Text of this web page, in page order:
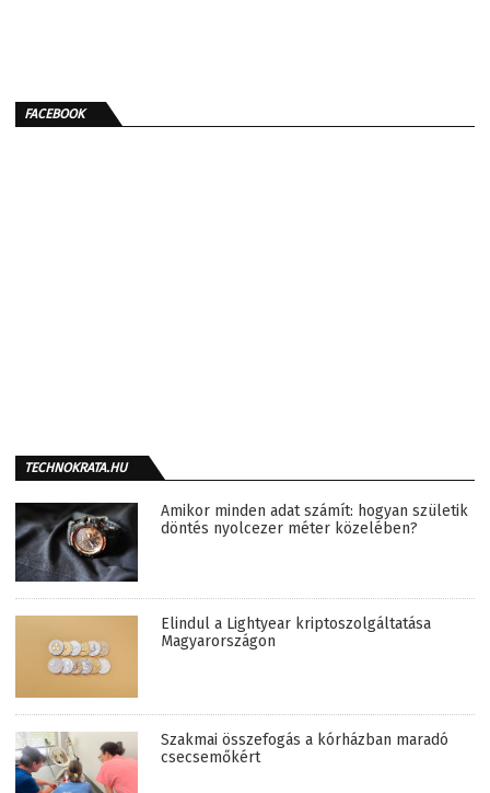
FACEBOOK
TECHNOKRATA.HU
Amikor minden adat számít: hogyan születik
döntés nyolcezer méter közelében?
Elindul a Lightyear kriptoszolgáltatása
Magyarországon
Szakmai összefogás a kórházban maradó
csecsemőkért